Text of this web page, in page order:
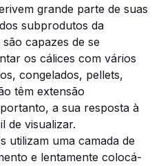
grande parte de suas
subprodutos da
capazes de se
os cálices com vários
congelados, pellets,
têm extensão
a sua resposta à
de visualizar.
utilizam uma camada de
e lentamente colocá-